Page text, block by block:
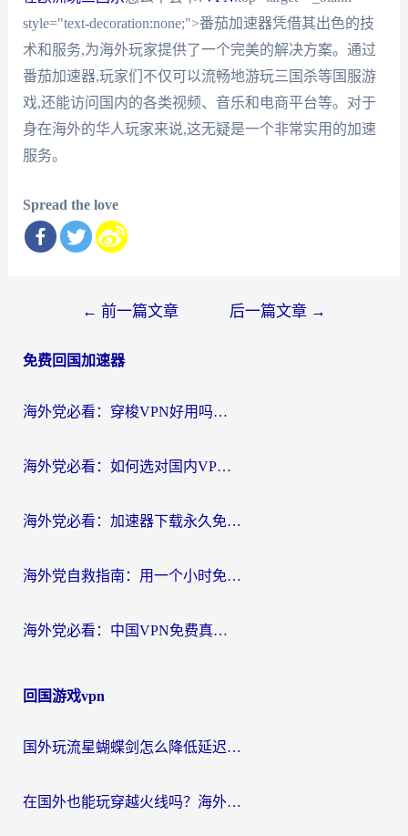
style="text-decoration:none;">番茄加速器凭借其出色的技
术和服务,为海外玩家提供了一个完美的解决方案。通过
番茄加速器,玩家们不仅可以流畅地游玩三国杀等国服游
戏,还能访问国内的各类视频、音乐和电商平台等。对于
身在海外的华人玩家来说,这无疑是一个非常实用的加速
服务。
Spread the love
导
← 前一篇文章 后一篇文章 →
免费回国加速器
海外党必看：穿梭VPN好用吗？和云帆VPN对比哪个回国效果更好？附真实测评+避坑指南
海外党必看：如何选对国内VPN，实现无缝访问国内资源？
海外党必看：加速器下载永久免费版真的存在吗？教你无缝访问国内资源的正确姿势
海外党自救指南：用一个小时免费加速器，轻松打破国内资源访问壁垒？
海外党必看：中国VPN免费真的靠谱吗？手把手教你选对回国加速器
回国游戏vpn
国外玩流星蝴蝶剑怎么降低延迟？海外党必看的加速秘籍（含欧洲鸣潮&彩虹岛优化攻略）
在国外也能玩穿越火线吗？海外玩家国服游戏畅玩终极指南